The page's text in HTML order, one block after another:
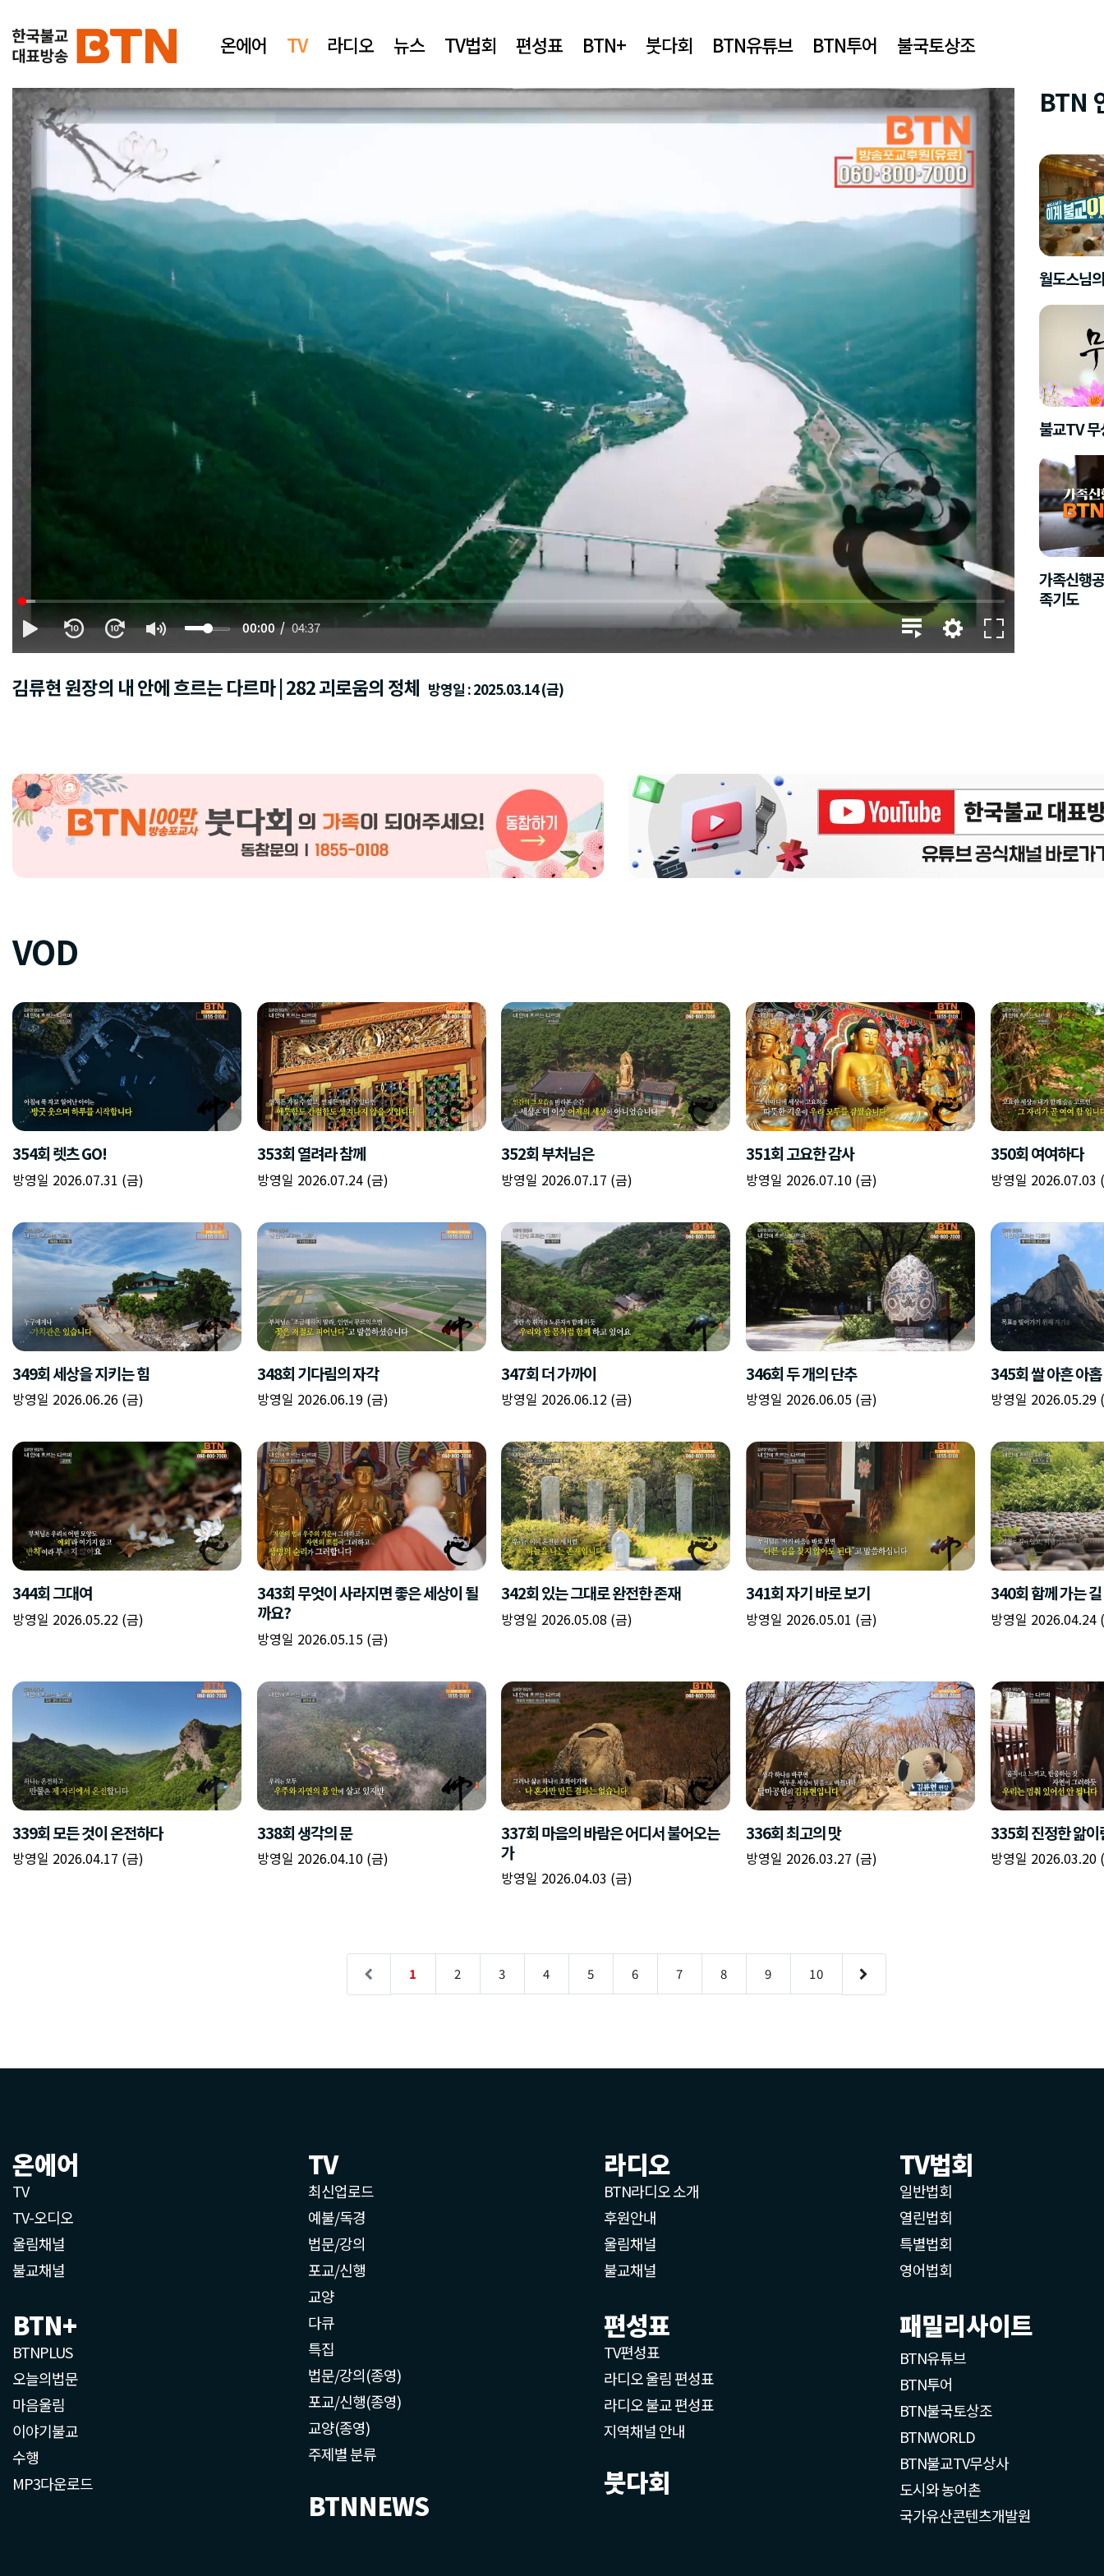
온에어 TV 라디오 뉴스 TV법회 편성표 BTN+ 붓다회 BTN유튜브 BTN투어 불국토상조
00:00 04:37
정
책
갈
피
입
력
이름
시간
확인
닫기
구
간
반
복
입
력
이름
시작시간
종료시간
확인
닫기
플
레
이
리
스
트
추
가
이름
주소
이미지
설명
닫기
BTN
월도스님
불교TV
가족신행
족기도
김류현 원장의 내 안에 흐르는 다르마 | 282 괴로움의 정체 방영일 : 2025.03.14 (금)
온에어
TV
TV-오디오
울림채널
불교채널
BTN+
BTNPLUS
오늘의법문
마음울림
이야기불교
수행
MP3다운로드
TV
최신업로드
예불/독경
법문/강의
포교/신행
교양
다큐
특집
법문/강의(종영)
포교/신행(종영)
교양(종영)
주제별 분류
BTNNEWS
라디오
BTN라디오 소개
후원안내
울림채널
불교채널
편성표
TV편성표
라디오 울림 편성표
라디오 불교 편성표
지역채널 안내
붓다회
TV법회
일반법회
열린법회
특별법회
영어법회
패밀리사이트
BTN유튜브
BTN투어
BTN불국토상조
BTNWORLD
BTN불교TV무상사
도시와 농어촌
국가유산콘텐츠개발원